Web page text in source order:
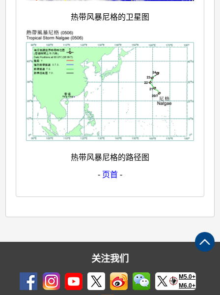
热带风暴尼格的卫星图
热带风暴尼格的路径图
- 页首 -
关注我们
M5.0+
M6.0+